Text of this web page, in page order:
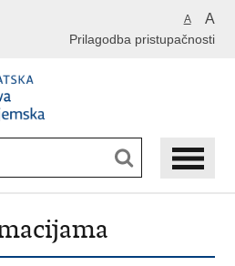
A A
Prilagodba pristupačnosti